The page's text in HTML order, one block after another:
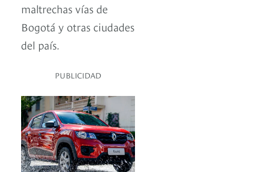
maltrechas vías de
Bogotá y otras ciudades
del país.
PUBLICIDAD